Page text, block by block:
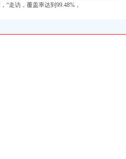
证券
明书摘
明书摘
道_
融界
-金
_重庆列
服务
“走访，覆盖率达到99.48%，